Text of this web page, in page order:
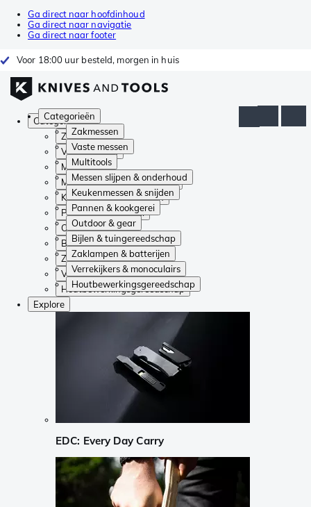
Ga direct naar hoofdinhoud
Ga direct naar navigatie
Ga direct naar footer
Voor 18:00 uur besteld, morgen in huis
Categorieën
Zakmessen
Vaste messen
Multitools
Messen slijpen & onderhoud
Keukenmessen & snijden
Pannen & kookgerei
Outdoor & gear
Bijlen & tuingereedschap
Zaklampen & batterijen
Verrekijkers & monoculairs
Houtbewerkingsgereedschap
Categorieën
Zakmessen
Vaste messen
Multitools
Messen slijpen & onderhoud
Keukenmessen & snijden
Pannen & kookgerei
Outdoor & gear
Bijlen & tuingereedschap
Zaklampen & batterijen
Verrekijkers & monoculairs
Houtbewerkingsgereedschap
Explore
EDC: Every Day Carry